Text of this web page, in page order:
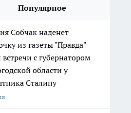
Популярное
Собчак наденет
из газеты "Правда"
встречи с губернатором
области у
Сталину